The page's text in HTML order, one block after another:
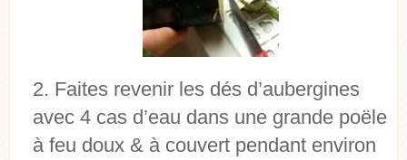
Faites revenir les dés d’aubergines
avec 4 cas d’eau dans une grande poële
à feu doux & à couvert pendant environ